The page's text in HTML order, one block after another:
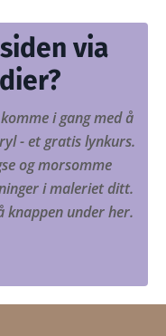
via
i gang med å
- et gratis lynkurs.
og morsomme
i maleriet ditt.
knappen under her.